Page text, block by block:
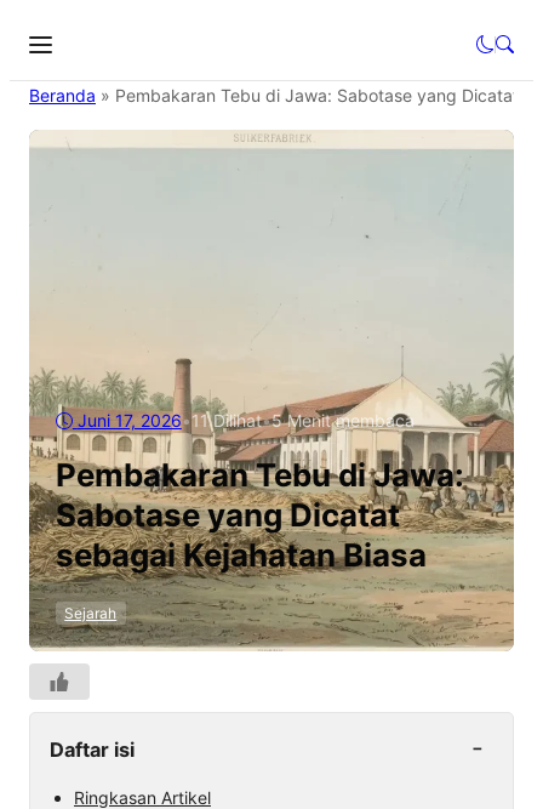
Beranda » Pembakaran Tebu di Jawa: Sabotase yang Dicatat
Juni 17, 2026•11Dilihat•5 Menit membaca
Pembakaran Tebu di Jawa:
Sabotase yang Dicatat
sebagai Kejahatan Biasa
Sejarah
Daftar isi -
Ringkasan Artikel